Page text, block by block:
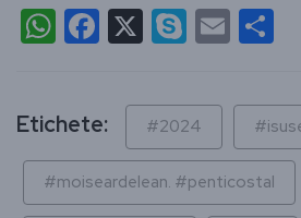
WhatsApp
Facebook
X Skype
Email
Etichete: #2024
#moiseardelean. #penticostal